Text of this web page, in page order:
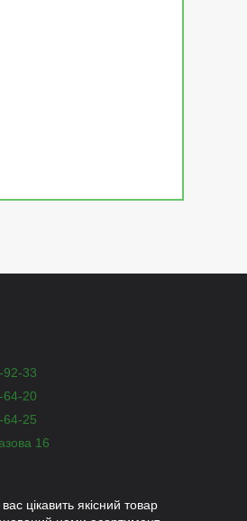
92-33
64-20
64-25
16
цікавить якісний товар